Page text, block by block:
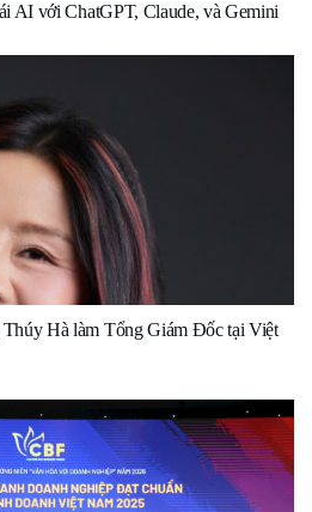
AI với ChatGPT, Claude, và Gemini
Hà làm Tổng Giám Đốc tại Việt